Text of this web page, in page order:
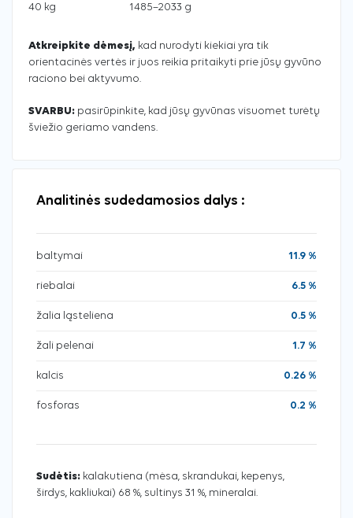
40 kg 1485–2033 g
Atkreipkite dėmesį, kad nurodyti kiekiai yra tik
orientacinės vertės ir juos reikia pritaikyti prie jūsų gyvūno
raciono bei aktyvumo.
SVARBU: pasirūpinkite, kad jūsų gyvūnas visuomet turėtų
šviežio geriamo vandens.
Analitinės sudedamosios dalys :
baltymai 11.9 %
riebalai 6.5 %
žalia ląsteliena 0.5 %
žali pelenai 1.7 %
kalcis 0.26 %
fosforas 0.2 %
Sudėtis: kalakutiena (mėsa, skrandukai, kepenys,
širdys, kakliukai) 68 %, sultinys 31 %, mineralai.